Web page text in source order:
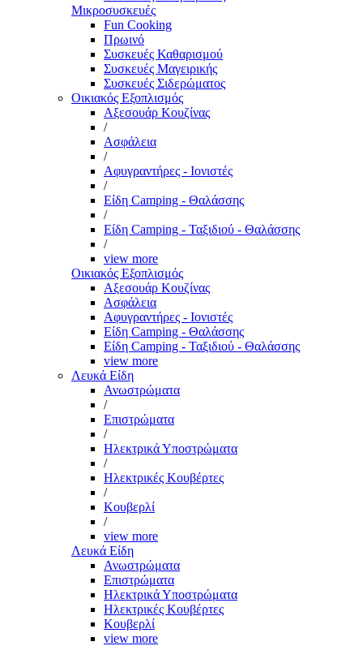
Μικροσυσκευές
Fun Cooking
Πρωινό
Συσκευές Καθαρισμού
Συσκευές Μαγειρικής
Συσκευές Σιδερώματος
Οικιακός Εξοπλισμός
Αξεσουάρ Κουζίνας
/
Ασφάλεια
/
Αφυγραντήρες - Ιονιστές
/
Είδη Camping - Θαλάσσης
/
Είδη Camping - Ταξιδιού - Θαλάσσης
/
view more
Οικιακός Εξοπλισμός
Αξεσουάρ Κουζίνας
Ασφάλεια
Αφυγραντήρες - Ιονιστές
Είδη Camping - Θαλάσσης
Είδη Camping - Ταξιδιού - Θαλάσσης
view more
Λευκά Είδη
Ανωστρώματα
/
Επιστρώματα
/
Ηλεκτρικά Υποστρώματα
/
Ηλεκτρικές Κουβέρτες
/
Κουβερλί
/
view more
Λευκά Είδη
Ανωστρώματα
Επιστρώματα
Ηλεκτρικά Υποστρώματα
Ηλεκτρικές Κουβέρτες
Κουβερλί
view more